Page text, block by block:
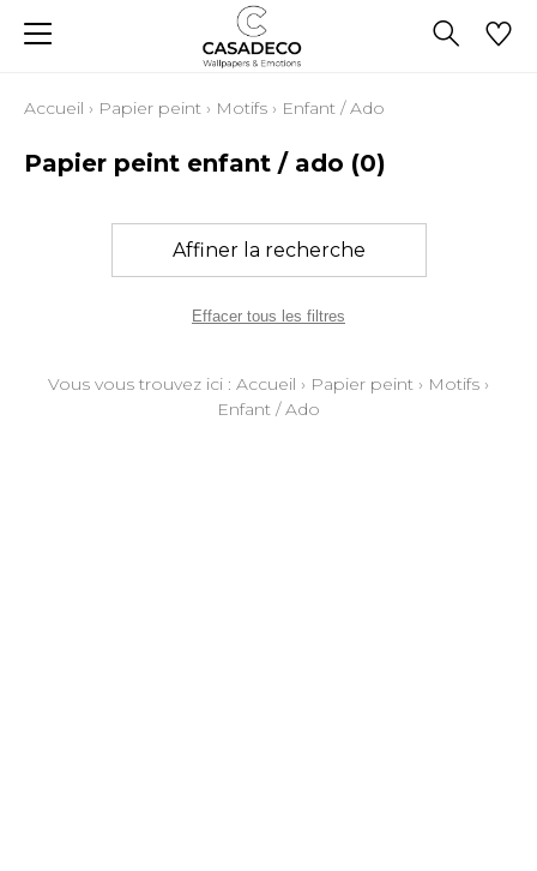
Accueil › Papier peint › Motifs › Enfant / Ado
Papier peint enfant / ado (0)
Affiner la recherche
Effacer tous les filtres
Vous vous trouvez ici : Accueil › Papier peint › Motifs ›
Enfant / Ado